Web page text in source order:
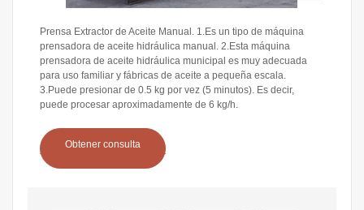
Prensa Extractor de Aceite Manual. 1.Es un tipo de máquina
prensadora de aceite hidráulica manual. 2.Esta máquina
prensadora de aceite hidráulica municipal es muy adecuada
para uso familiar y fábricas de aceite a pequeña escala.
3.Puede presionar de 0.5 kg por vez (5 minutos). Es decir,
puede procesar aproximadamente de 6 kg/h.
Obtener consulta